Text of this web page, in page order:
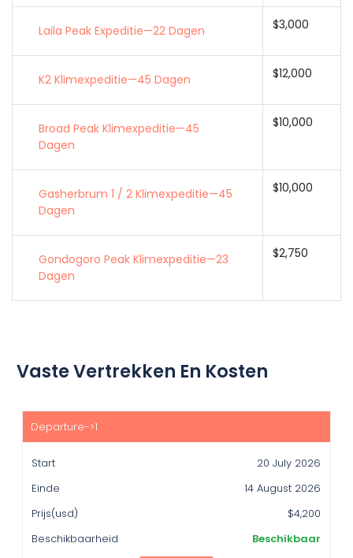
Laila Peak Expeditie—22 Dagen $3,000
K2 Klimexpeditie—45 Dagen $12,000
Broad Peak Klimexpeditie—45
Dagen
$10,000
Gasherbrum 1 / 2 Klimexpeditie—45
Dagen
$10,000
Gondogoro Peak Klimexpeditie—23
Dagen
$2,750
Vaste Vertrekken En Kosten
Start
Beschikbaarheid
20 July 2026
14 August 2026
$4,200
Beschikbaar